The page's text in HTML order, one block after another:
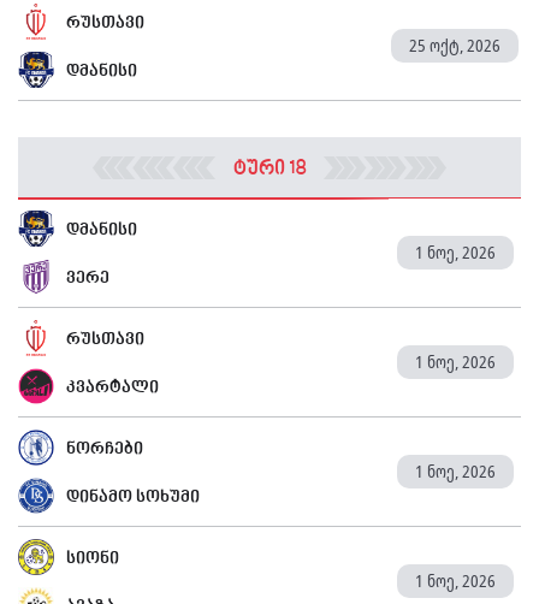
რუსთავი
25 ოქტ, 2026
დმანისი
ტური 18
დმანისი
1 ნოე, 2026
ვერე
რუსთავი
1 ნოე, 2026
კვარტალი
ნორჩები
1 ნოე, 2026
დინამო სოხუმი
სიონი
1 ნოე, 2026